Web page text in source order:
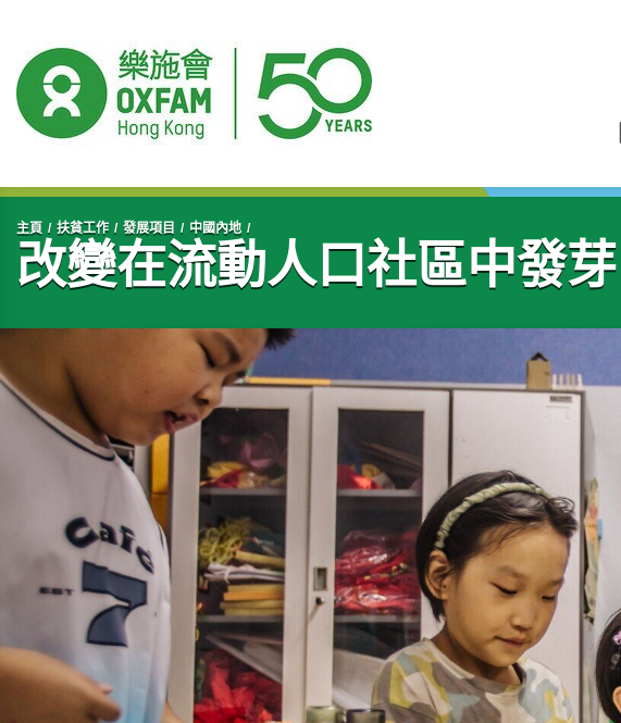
開始主要內容
主頁 扶貧工作 發展項目 中國內地
改變在流動人口社區中發芽